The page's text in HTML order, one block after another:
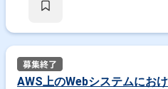
AWS上のWebシステムにお